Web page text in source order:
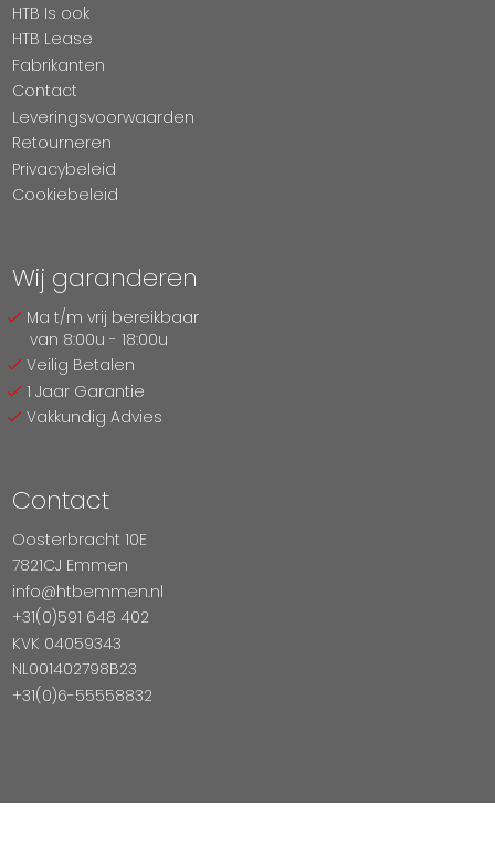
HTB Is ook
HTB Lease
Fabrikanten
Contact
Leveringsvoorwaarden
Retourneren
Privacybeleid
Cookiebeleid
Wij garanderen
Ma t/m vrij bereikbaar
van 8:00u - 18:00u
Veilig Betalen
1 Jaar Garantie
Vakkundig Advies
Contact
Oosterbracht 10E
7821CJ Emmen
info@htbemmen.nl
+31(0)591 648 402
KVK 04059343
NL001402798B23
+31(0)6-55558832